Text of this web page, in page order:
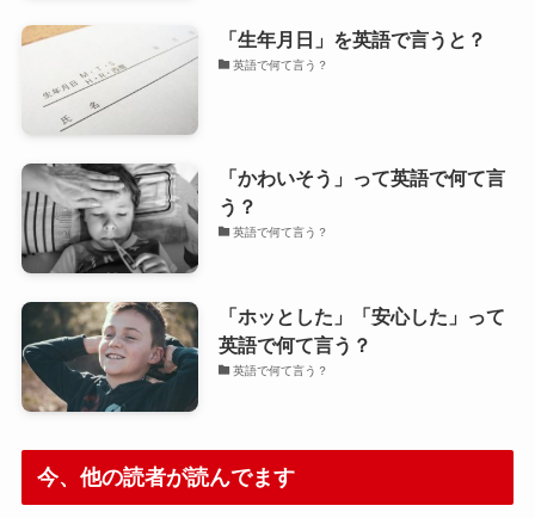
「生年月日」を英語で言うと？
英語で何て言う？
「かわいそう」って英語で何て言
う？
英語で何て言う？
「ホッとした」「安心した」って
英語で何て言う？
英語で何て言う？
今、他の読者が読んでます